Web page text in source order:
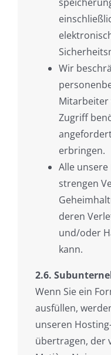
Wir
Mitarbeiter
Zugriff
erbringen.
Alle
strengen
deren
und/oder
kann.
2.6.
Wenn Sie ein
ausfüllen,
unseren
übertragen, der